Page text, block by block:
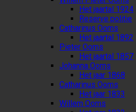
Het jaartal 1924
Reserve politie
Catharinus Ooms
Het jaartal 1892
Pieter Ooms
Het jaartal 1857
Johanna Ooms
Het jaar 1868
Catharinus Ooms
Het jaar 1833
Willem Ooms